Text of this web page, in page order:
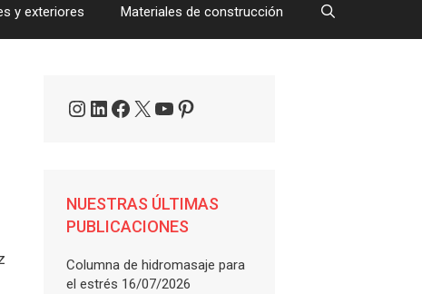
y exteriores Materiales de construcción
Instagram
LinkedIn
Facebook
X YouTube
Pinterest
NUESTRAS ÚLTIMAS
PUBLICACIONES
Columna de hidromasaje para
el estrés 16/07/2026